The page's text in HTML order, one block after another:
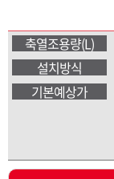
축열조용량(L)
설치방식
기본예상가